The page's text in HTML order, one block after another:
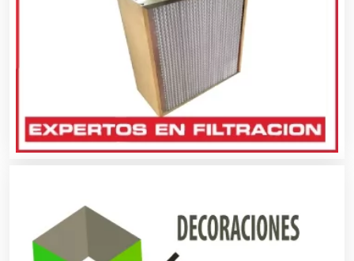
Artículos para Regalos
Artículos Personales
Artículos Publicitarios
Asesores Técnicos